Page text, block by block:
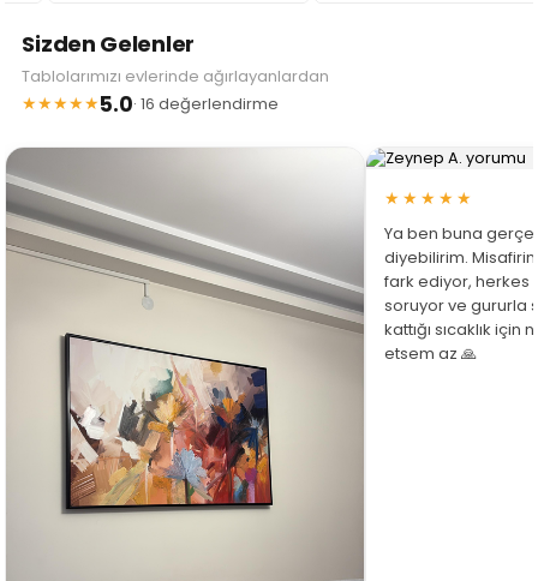
Sizden Gelenler
Tablolarımızı evlerinde ağırlayanlardan
★★★★★5.0· 16 değerlendirme
★★★★★
Ya ben buna
diyebilirim.
fark ediyor, herkes
soruyor ve gururla
kattığı sıcaklık
etsem az 🙏